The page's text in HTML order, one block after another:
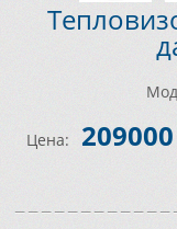
Цена: